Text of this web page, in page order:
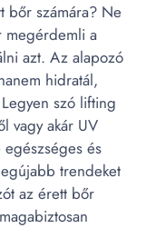
bőr számára? Ne
megérdemli a
azt. Az alapozó
hidratál,
szó lifting
vagy akár UV
és
trendeket
az érett bőr